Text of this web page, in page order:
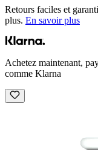
Retours faciles et
plus. En savoir plus
Achetez maintenant,
comme Klarna